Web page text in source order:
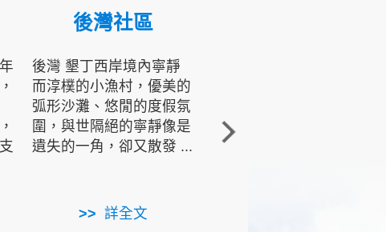
後灣社區
後灣 墾丁西岸境內寧靜
而淳樸的小漁村，優美的
弧形沙灘、悠閒的度假氛
圍，與世隔絕的寧靜像是
遺失的一角，卻又散發 ...
詳全文
角的端點，冬季海浪拍打
著礁岸，旺盛的侵蝕作